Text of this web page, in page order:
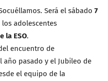
Será el sábado 7
adolescentes
la ESO.
encuentro de
año pasado y el Jubileo de
el equipo de la